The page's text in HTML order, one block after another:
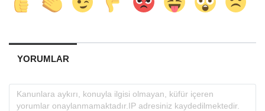
YORUMLAR